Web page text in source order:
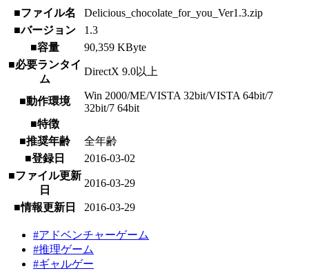
■ファイル名
Delicious_chocolate_for_you_Ver1.3.zip
■バージョン
1.3
■容量
90,359 KByte
■必要ランタイ
ム
DirectX 9.0以上
■動作環境
Win 2000/ME/VISTA 32bit/VISTA 64bit/7
32bit/7 64bit
■特徴
■推奨年齢
全年齢
■登録日
2016-03-02
■ファイル更新
日
2016-03-29
■情報更新日 2016-03-29
#アドベンチャーゲーム
#推理ゲーム
#ギャルゲー